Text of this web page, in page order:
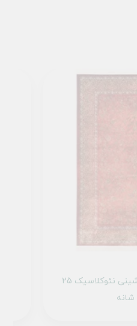
فرش ماشینی نئوکلاسیک 25CN0110 لاکی